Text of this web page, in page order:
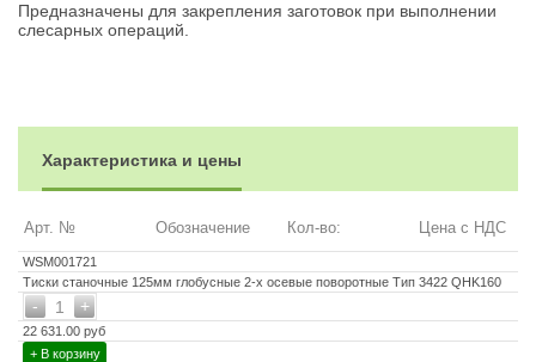
Предназначены для закрепления заготовок при выполнении
слесарных операций.
Характеристика и цены
Арт. № Обозначение Кол-во: Цена с НДС
WSM001721
Тиски станочные 125мм глобусные 2-х осевые поворотные Тип 3422 QHK160
+
- 1
22 631.00 руб
+ В корзину